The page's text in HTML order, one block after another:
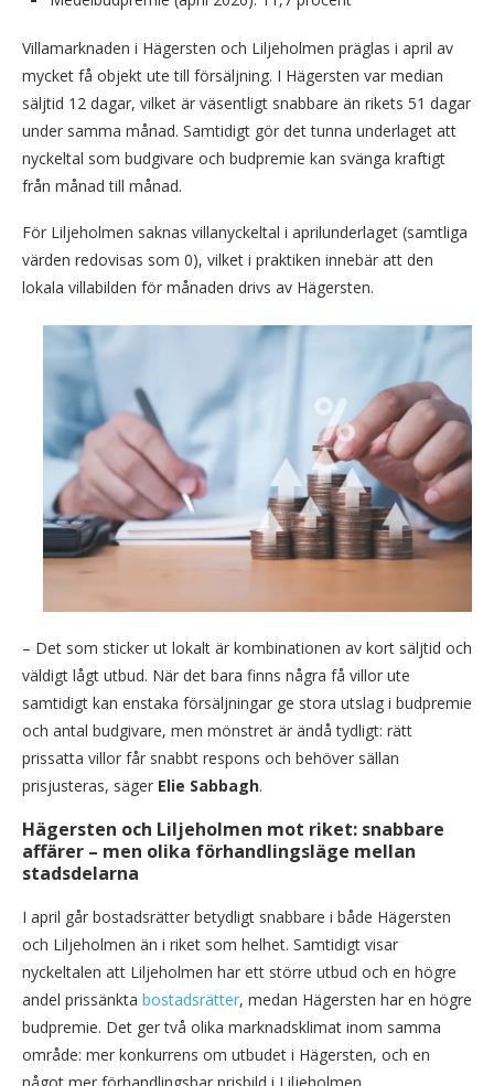
Villamarknaden i Hägersten och Liljeholmen präglas i april av
mycket få objekt ute till försäljning. I Hägersten var median
säljtid 12 dagar, vilket är väsentligt snabbare än rikets 51 dagar
under samma månad. Samtidigt gör det tunna underlaget att
nyckeltal som budgivare och budpremie kan svänga kraftigt
från månad till månad.
För Liljeholmen saknas villanyckeltal i aprilunderlaget (samtliga
värden redovisas som 0), vilket i praktiken innebär att den
lokala villabilden för månaden drivs av Hägersten.
– Det som sticker ut lokalt är kombinationen av kort säljtid och
väldigt lågt utbud. När det bara finns några få villor ute
samtidigt kan enstaka försäljningar ge stora utslag i budpremie
och antal budgivare, men mönstret är ändå tydligt: rätt
prissatta villor får snabbt respons och behöver sällan
prisjusteras, säger Elie Sabbagh.
Hägersten och Liljeholmen mot riket: snabbare
affärer – men olika förhandlingsläge mellan
stadsdelarna
I april går bostadsrätter betydligt snabbare i både Hägersten
och Liljeholmen än i riket som helhet. Samtidigt visar
nyckeltalen att Liljeholmen har ett större utbud och en högre
andel prissänkta bostadsrätter, medan Hägersten har en högre
budpremie. Det ger två olika marknadsklimat inom samma
område: mer konkurrens om utbudet i Hägersten, och en
något mer förhandlingsbar prisbild i Liljeholmen.